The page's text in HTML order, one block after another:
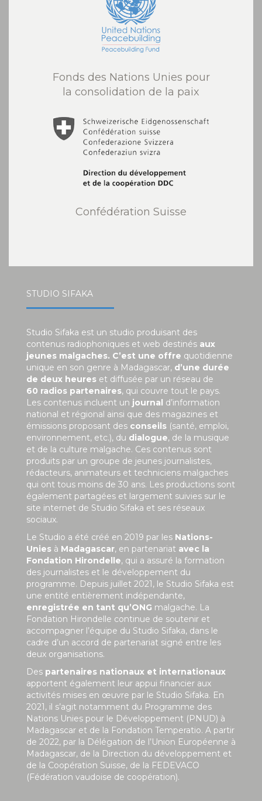
Fonds des Nations Unies pour
la consolidation de la paix
Confédération Suisse
STUDIO SIFAKA
Studio Sifaka est un studio produisant des
contenus radiophoniques et web destinés aux
jeunes malgaches. C’est une offre quotidienne
unique en son genre à Madagascar, d’une durée
de deux heures et diffusée par un réseau de
60 radios partenaires, qui couvre tout le pays.
Les contenus incluent un journal d’information
national et régional ainsi que des magazines et
émissions proposant des conseils (santé, emploi,
environnement, etc.), du dialogue, de la musique
et de la culture malgache. Ces contenus sont
produits par un groupe de jeunes journalistes,
rédacteurs, animateurs et techniciens malgaches
qui ont tous moins de 30 ans. Les productions sont
également partagées et largement suivies sur le
site internet de Studio Sifaka et ses réseaux
sociaux.
Le Studio a été créé en 2019 par les Nations-
Unies à Madagascar, en partenariat avec la
Fondation Hirondelle, qui a assuré la formation
des journalistes et le développement du
programme. Depuis juillet 2021, le Studio Sifaka est
une entité entièrement indépendante,
enregistrée en tant qu’ONG malgache. La
Fondation Hirondelle continue de soutenir et
accompagner l’équipe du Studio Sifaka, dans le
cadre d’un accord de partenariat signé entre les
deux organisations.
Des partenaires nationaux et internationaux
apportent également leur appui financier aux
activités mises en œuvre par le Studio Sifaka. En
2021, il s’agit notamment du Programme des
Nations Unies pour le Développement (PNUD) à
Madagascar et de la Fondation Temperatio. A partir
de 2022, par la Délégation de l’Union Européenne à
Madagascar, de la Direction du développement et
de la Coopération Suisse, de la FEDEVACO
(Fédération vaudoise de coopération).